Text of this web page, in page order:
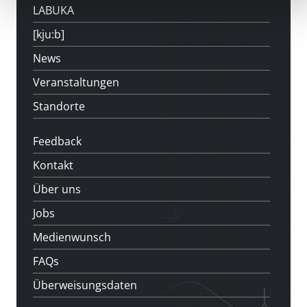
LABUKA
[kju:b]
News
Veranstaltungen
Standorte
Feedback
Kontakt
Über uns
Jobs
Medienwunsch
FAQs
Überweisungsdaten